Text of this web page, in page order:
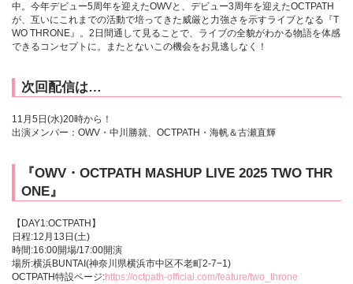
中。今年デビュー5周年を迎えたOWVと、デビュー3周年を迎えたOCTPATH
が、互いにこれまでの活動で培ってきた威厳と力強さを示すライブとなる『T
WO THRONE』。2日間通して見ることで、ライブの全貌がわかる物語を体感
できるコンセプトに。またとないこの機会をお見逃しなく！
次回配信は…
11月5日(水)20時から！
出演メンバー：OWV・中川勝就、OCTPATH・海帆＆古瀬直輝
『OWV・OCTPATH MASHUP LIVE 2025 TWO THR
ONE』
【DAY1:OCTPATH】
日程:12月13日(土)
時間:16:00開場/17:00開演
場所:横浜BUNTAI(神奈川県横浜市中区不老町2‐7−1)
OCTPATH特設ページ:https://octpath-official.com/feature/two_throne